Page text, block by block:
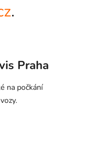
.
Praha
na počkání